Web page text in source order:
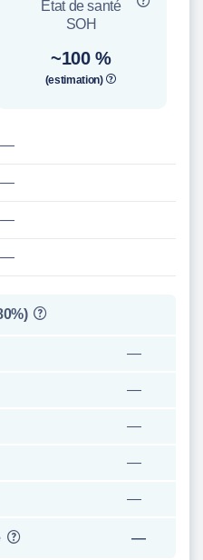
État de santé
SOH
~100 %
(estimation)
—
—
—
—
—
—
—
—
—
—